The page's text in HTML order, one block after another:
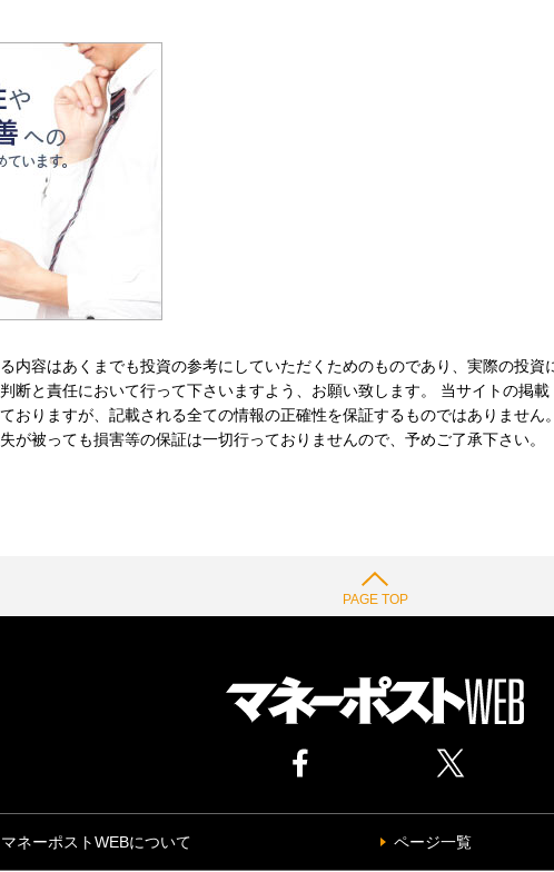
内容はあくまでも投資の参考にしていただくためのものであり、実際の投資
断と責任において行って下さいますよう、お願い致します。 当サイトの掲載
おりますが、記載される全ての情報の正確性を保証するものではありません。
が被っても損害等の保証は一切行っておりませんので、予めご了承下さい。
PAGE TOP
マネーポストWEBについて ページ一覧